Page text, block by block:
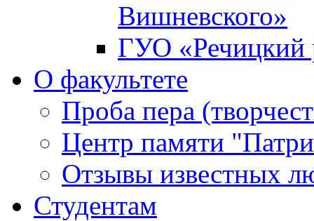
Вишневского»
ГУО «Речицкий
О факультете
Проба пера
Центр памяти
Отзывы известных
Студентам